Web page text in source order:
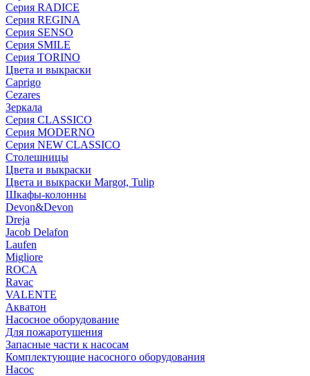
Серия RADICE
Серия REGINA
Серия SENSO
Серия SMILE
Серия TORINO
Цвета и выкраски
Caprigo
Cezares
Зеркала
Серия CLASSICO
Серия MODERNO
Серия NEW CLASSICO
Столешницы
Цвета и выкраски
Цвета и выкраски Margot, Tulip
Шкафы-колонны
Devon&Devon
Dreja
Jacob Delafon
Laufen
Migliore
ROCA
Rаvac
VALENTE
Акватон
Насосное оборудование
Для пожаротушения
Запасные части к насосам
Комплектующие насосного оборудования
Насос